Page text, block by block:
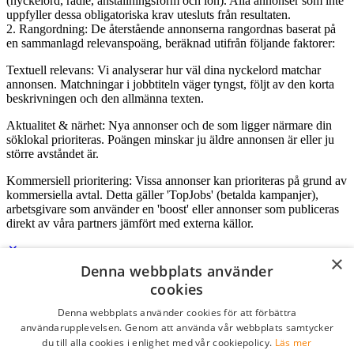
uppfyller dessa obligatoriska krav utesluts från resultaten.
2. Rangordning: De återstående annonserna rangordnas baserat på
en sammanlagd relevanspoäng, beräknad utifrån följande faktorer:
Textuell relevans: Vi analyserar hur väl dina nyckelord matchar
annonsen. Matchningar i jobbtiteln väger tyngst, följt av den korta
beskrivningen och den allmänna texten.
Aktualitet & närhet: Nya annonser och de som ligger närmare din
söklokal prioriteras. Poängen minskar ju äldre annonsen är eller ju
större avståndet är.
Kommersiell prioritering: Vissa annonser kan prioriteras på grund av
kommersiella avtal. Detta gäller 'TopJobs' (betalda kampanjer),
arbetsgivare som använder en 'boost' eller annonser som publiceras
direkt av våra partners jämfört med externa källor.
Lösenord
×
Denna webbplats använder
cookies
Denna webbplats använder cookies för att förbättra
användarupplevelsen. Genom att använda vår webbplats samtycker
du till alla cookies i enlighet med vår cookiepolicy. Läs mer